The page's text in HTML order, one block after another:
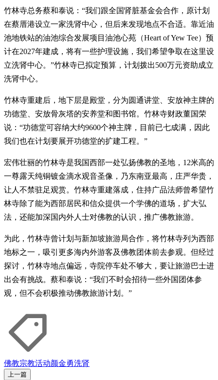
竹林寺总务蔡和泰说：“我们跟全国肾脏基金会合作，原计划
在蔡厝港设立一家洗肾中心，但后来发现地点不合适。靠近油
池地铁站的油池综合发展项目油池心苑（Heart of Yew Tee）预
计在2027年建成，将有一些护理设施，我们希望争取在这里设
立洗肾中心。”竹林寺已拟定预算，计划拨出500万元资助成立
洗肾中心。
竹林寺重建后，地下层是殿堂，分为圆通讲堂、安放神主牌的
功德堂、安放骨灰塔的安养堂和图书馆。竹林寺财政董国荣
说：“功德堂可容纳大约9600个神主牌，目前已七成满，因此
我们也在计划要展开功德堂的扩建工程。”
宏伟壮丽的竹林寺是我国西部一处弘扬佛教的圣地，12米高的
一尊露天纯铜镀金滴水观音圣像，乃东南亚最高，庄严华贵，
让人不禁驻足观赏。竹林寺重建落成，住持广品法师曾希望竹
林寺除了能为西部居民和信众提供一个学佛的道场，扩大弘
法，还能加深国内外人士对佛教的认识，推广佛教旅游。
为此，竹林寺曾计划与新加坡旅游局合作，将竹林寺列为西部
地标之一，吸引更多海内外游客及佛教团体前去参观。但经过
探讨，竹林寺地点偏远，寺院停车处不够大，要让旅游巴士进
出会有挑战。蔡和泰说：“我们不时会招待一些外国团体参
观，但不会积极推动佛教旅游计划。”
佛教宗教活动颜金勇洗肾
上一篇